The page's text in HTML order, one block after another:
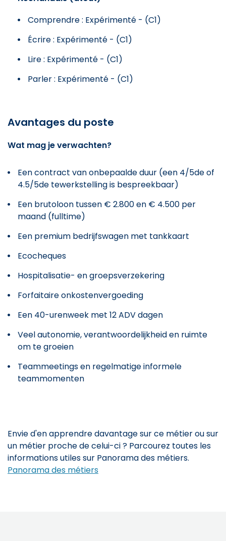
Comprendre : Expérimenté - (C1)
Écrire : Expérimenté - (C1)
Lire : Expérimenté - (C1)
Parler : Expérimenté - (C1)
Avantages du poste
Wat mag je verwachten?
Een contract van onbepaalde duur (een 4/5de of
4.5/5de tewerkstelling is bespreekbaar)
Een brutoloon tussen € 2.800 en € 4.500 per
maand (fulltime)
Een premium bedrijfswagen met tankkaart
Ecocheques
Hospitalisatie- en groepsverzekering
Forfaitaire onkostenvergoeding
Een 40-urenweek met 12 ADV dagen
Veel autonomie, verantwoordelijkheid en ruimte
om te groeien
Teammeetings en regelmatige informele
teammomenten
Envie d'en apprendre davantage sur ce métier ou sur
un métier proche de celui-ci ? Parcourez toutes les
informations utiles sur Panorama des métiers.
Panorama des métiers